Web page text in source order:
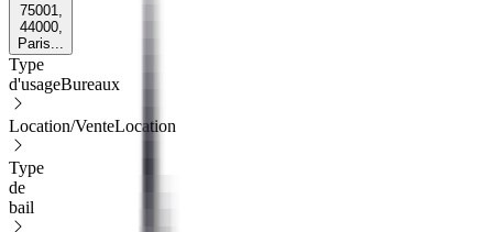
75001,
44000,
Paris...
Type
d'usageBureaux
Location/VenteLocation
Type
de
bail